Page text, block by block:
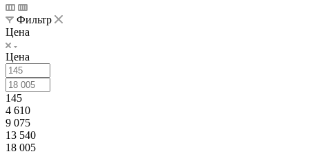
Фильтр
Цена
Цена
145
4 610
9 075
13 540
18 005